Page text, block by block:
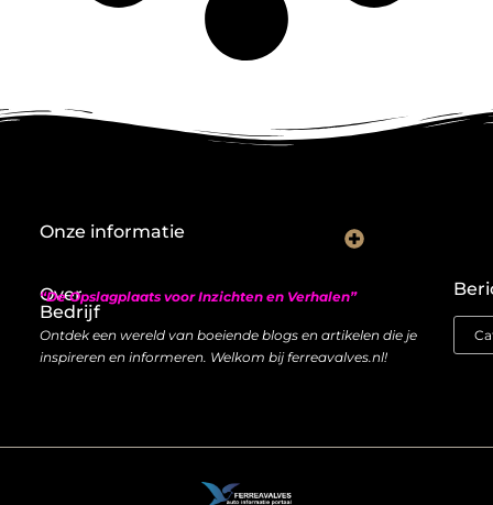
Over
Bedrijf
“De Opslagplaats voor Inzichten en Verhalen”
Ontdek een wereld van boeiende blogs en artikelen die je
inspireren en informeren. Welkom bij ferreavalves.nl!
Onze informatie